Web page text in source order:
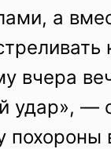
а
вчера
удар», —